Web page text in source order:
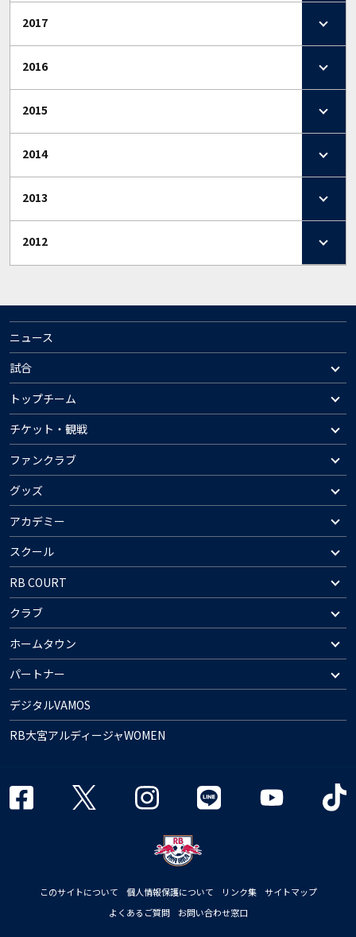
2017
2016
2015
2014
2013
2012
ニュース
試合
トップチーム
チケット・観戦
ファンクラブ
グッズ
アカデミー
スクール
RB COURT
クラブ
ホームタウン
パートナー
デジタルVAMOS
RB大宮アルディージャWOMEN
このサイトについて 個人情報保護について リンク集
サイトマップ
よくあるご質問
お問い合わせ窓口